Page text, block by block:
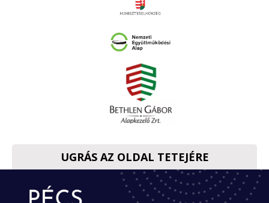
UGRÁS AZ OLDAL TETEJÉRE